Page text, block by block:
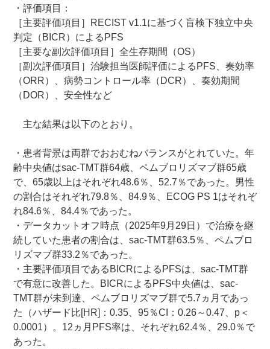
・評価項目：
［主要評価項目］RECIST v1.1に基づく盲検下独立中央
判定（BICR）によるPFS
［主要な副次評価項目］全生存期間（OS）
［副次評価項目］治験担当医師評価によるPFS、奏効率
（ORR）、病勢コントロール率（DCR）、奏効期間
（DOR）、安全性など
主な結果は以下のとおり。
・患者背景は両群でおおむねバランスがとれていた。年
齢中央値はsac-TMT群64歳、ペムブロリズマブ群65歳
で、65歳以上はそれぞれ48.6％、52.7％であった。男性
の割合はそれぞれ79.8％、84.9％、ECOG PS 1はそれぞ
れ84.6％、84.4％であった。
・データカットオフ時点（2025年9月29日）で治療を継
続していた患者の割合は、sac-TMT群63.5％、ペムブロ
リズマブ群33.2％であった。
・主要評価項目であるBICRによるPFSは、sac-TMT群
で有意に改善した。BICRによるPFS中央値は、sac-
TMT群が未到達、ペムブロリズマブ群で5.7ヵ月であっ
た（ハザード比[HR]：0.35、95％CI：0.26～0.47、p＜
0.0001）。12ヵ月PFS率は、それぞれ62.4％、29.0％で
あった。